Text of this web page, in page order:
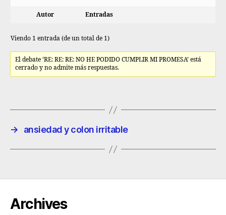
Autor Entradas
Viendo 1 entrada (de un total de 1)
El debate ‘RE: RE: RE: NO HE PODIDO CUMPLIR MI PROMESA’ está
cerrado y no admite más respuestas.
→ ansiedad y colon irritable
Archives